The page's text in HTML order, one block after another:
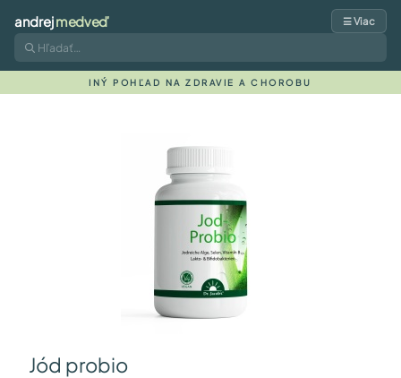
andrejmedveď ☰ Viac
INÝ POHĽAD NA ZDRAVIE A CHOROBU
Jód probio